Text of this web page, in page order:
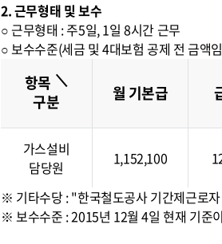
2. 근무형태 및 보수
○ 근무형태 : 주5일, 1일 8시간 근무
○ 보수수준(세금 및 4대보험 공제 전 금액
항목 ＼
구분
월 기본급
가스설비
담당원
1,152,100
※ 기타수당 : "한국철도공사 기간제근로
※ 보수수준 : 2015년 12월 4일 현재 기준